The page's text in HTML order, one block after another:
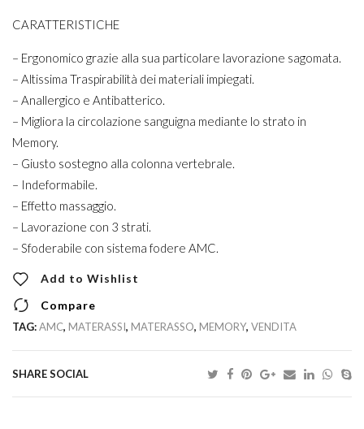
CARATTERISTICHE
– Ergonomico grazie alla sua particolare lavorazione sagomata.
– Altissima Traspirabilità dei materiali impiegati.
– Anallergico e Antibatterico.
– Migliora la circolazione sanguigna mediante lo strato in
Memory.
– Giusto sostegno alla colonna vertebrale.
– Indeformabile.
– Effetto massaggio.
– Lavorazione con 3 strati.
– Sfoderabile con sistema fodere AMC.
Add to Wishlist
Compare
TAG:AMC, MATERASSI, MATERASSO, MEMORY, VENDITA
SHARE SOCIAL